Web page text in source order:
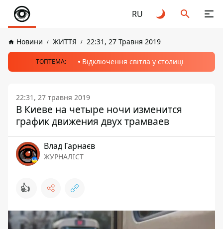
RU
Новини ЖИТТЯ 22:31, 27 Травня 2019
ТОПТЕМА: Відключення світла у столиці
22:31, 27 травня 2019
В Киеве на четыре ночи изменится
график движения двух трамваев
Влад Гарнаєв
ЖУРНАЛІСТ
👍